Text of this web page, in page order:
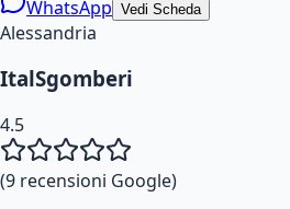
WhatsApp Vedi Scheda
Alessandria
ItalSgomberi
4.5
(9 recensioni Google)